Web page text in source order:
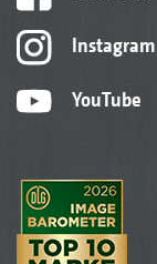
Instagram
YouTube